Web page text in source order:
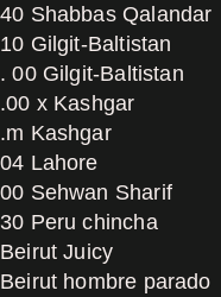
40 Shabbas Qalandar
10 Gilgit-Baltistan
. 00 Gilgit-Baltistan
.00 x Kashgar
.m Kashgar
04 Lahore
00 Sehwan Sharif
30 Peru chincha
Beirut Juicy
Beirut hombre parado